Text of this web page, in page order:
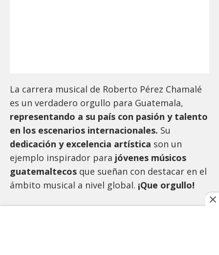
La carrera musical de Roberto Pérez Chamalé
es un verdadero orgullo para Guatemala,
representando a su país con pasión y talento
en los escenarios internacionales. Su
dedicación y excelencia artística son un
ejemplo inspirador para jóvenes músicos
guatemaltecos que sueñan con destacar en el
ámbito musical a nivel global. ¡Que orgullo!